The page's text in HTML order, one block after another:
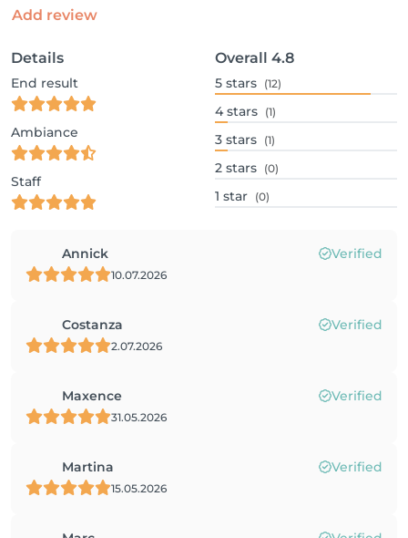
Add review
Details
End result
Ambiance
Staff
Overall 4.8
5 stars (12)
4 stars (1)
3 stars (1)
2 stars (0)
1 star (0)
Annick Verified
10.07.2026
Costanza Verified
2.07.2026
Maxence Verified
31.05.2026
Martina Verified
15.05.2026